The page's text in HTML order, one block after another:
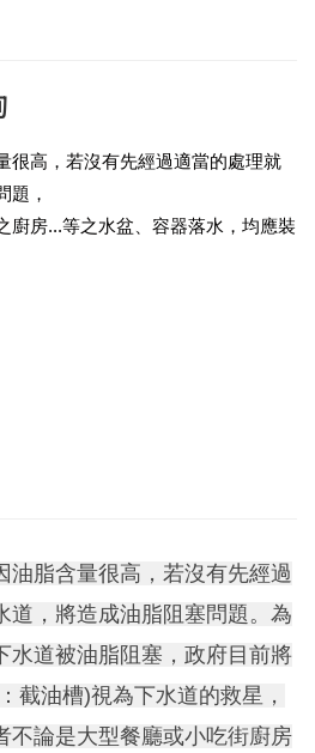
很高，若沒有先經過適當的處理就
題，
廚房...等之水盆、容器落水，均應裝
油脂含量很高，若沒有先經過
道，將造成油脂阻塞問題。為
水道被油脂阻塞，政府目前將
截油槽)視為下水道的救星，
不論是大型餐廳或小吃街廚房